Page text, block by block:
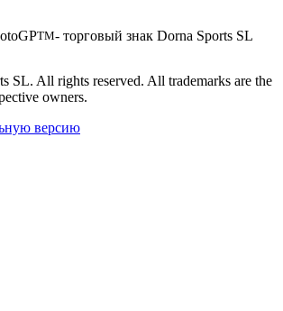
TM- торговый знак Dorna Sports SL
SL. All rights reserved. All trademarks are the
owners.
версию